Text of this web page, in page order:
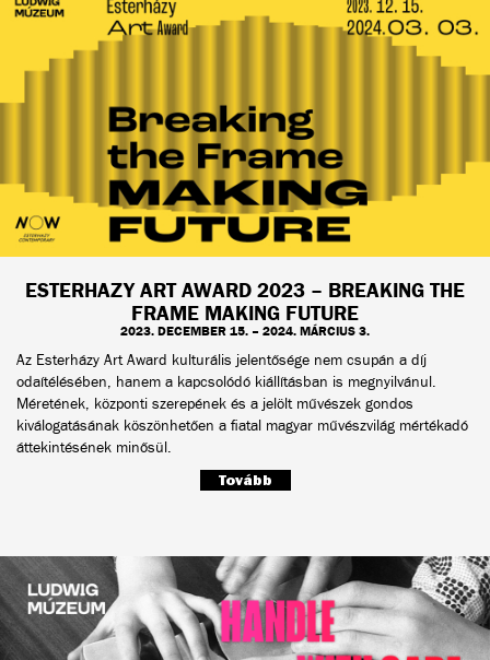
ESTERHAZY ART AWARD 2023 – BREAKING THE
FRAME MAKING FUTURE
2023. DECEMBER 15. – 2024. MÁRCIUS 3.
Az Esterházy Art Award kulturális jelentősége nem csupán a díj
odaítélésében, hanem a kapcsolódó kiállításban is megnyilvánul.
Méretének, központi szerepének és a jelölt művészek gondos
kiválogatásának köszönhetően a fiatal magyar művészvilág mértékadó
áttekintésének minősül.
Tovább